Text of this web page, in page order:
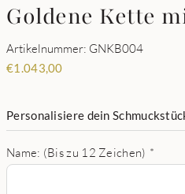
Goldene Kette
Artikelnummer: GNKB004
€1.043,00
Personalisiere dein
Name: (Bis zu 12 Zeichen) *